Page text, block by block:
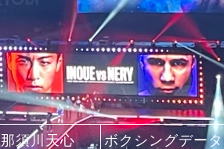
那須川天心 ボクシングデータ